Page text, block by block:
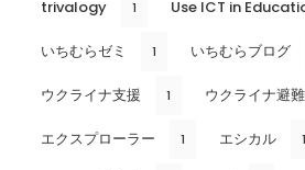
trivalogy 1 Use ICT in
いちむらゼミ 1 いちむらブログ
ウクライナ支援 1 ウクライナ避
エクスプローラー 1 エシカル 1